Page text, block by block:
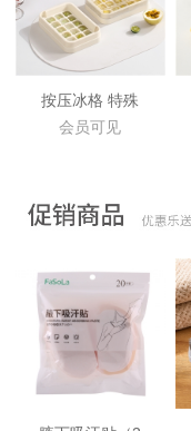
按压冰格 特殊
会员可见